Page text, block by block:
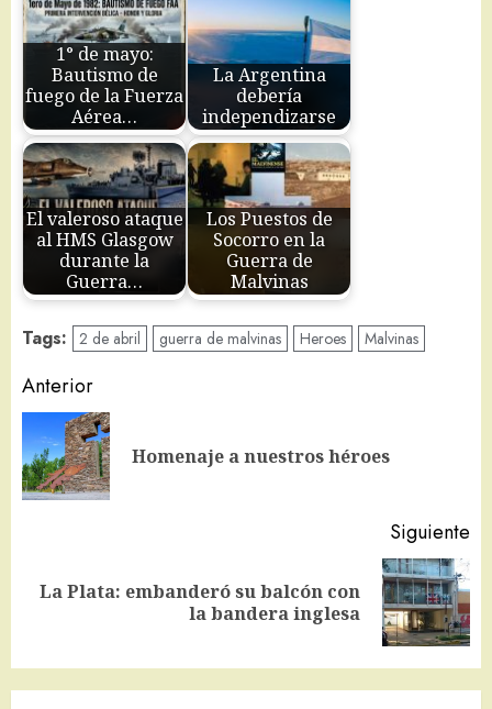
1° de mayo:
Bautismo de
fuego de la Fuerza
Aérea…
La Argentina
debería
independizarse
El valeroso ataque
al HMS Glasgow
durante la
Guerra…
Los Puestos de
Socorro en la
Guerra de
Malvinas
Tags: 2 de abril guerra de malvinas Heroes Malvinas
Navegación
de
entradas
Anterior
Homenaje a nuestros héroes
Siguiente
Siguiente
La Plata: embanderó su balcón con
la bandera inglesa